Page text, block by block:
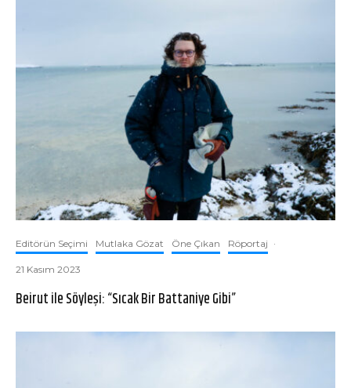
Editörün Seçimi Mutlaka Gözat Öne Çıkan Röportaj ·
21 Kasım 2023
Beirut ile Söyleşi: “Sıcak Bir Battaniye Gibi”